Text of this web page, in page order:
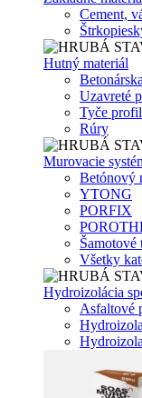
Cement,
Hutný materiál
Uzavreté
Tyče
Rúry
Murovacie
Betónový
YTONG
PORFIX
Šamotové
Všetky
Hydroizolácia
Asfaltové